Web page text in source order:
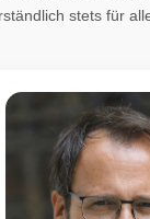
stets für